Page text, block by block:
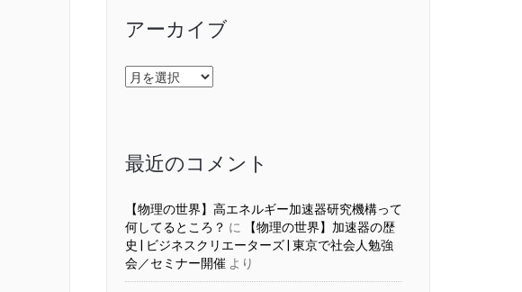
アーカイブ
ア
ー
最近のコメント
【物理の世界】高エネルギー加速器研究機構って
何してるところ？ に
【物理の世界】加速器の歴
史 | ビジネスクリエーターズ | 東京で社会人勉強
会／セミナー開催 より